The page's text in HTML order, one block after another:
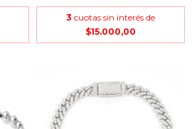
3 cuotas sin interés de
$15.000,00